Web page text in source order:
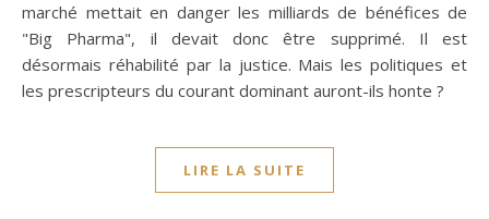
marché mettait en danger les milliards de bénéfices de
"Big Pharma", il devait donc être supprimé. Il est
désormais réhabilité par la justice. Mais les politiques et
les prescripteurs du courant dominant auront-ils honte ?
LIRE LA SUITE